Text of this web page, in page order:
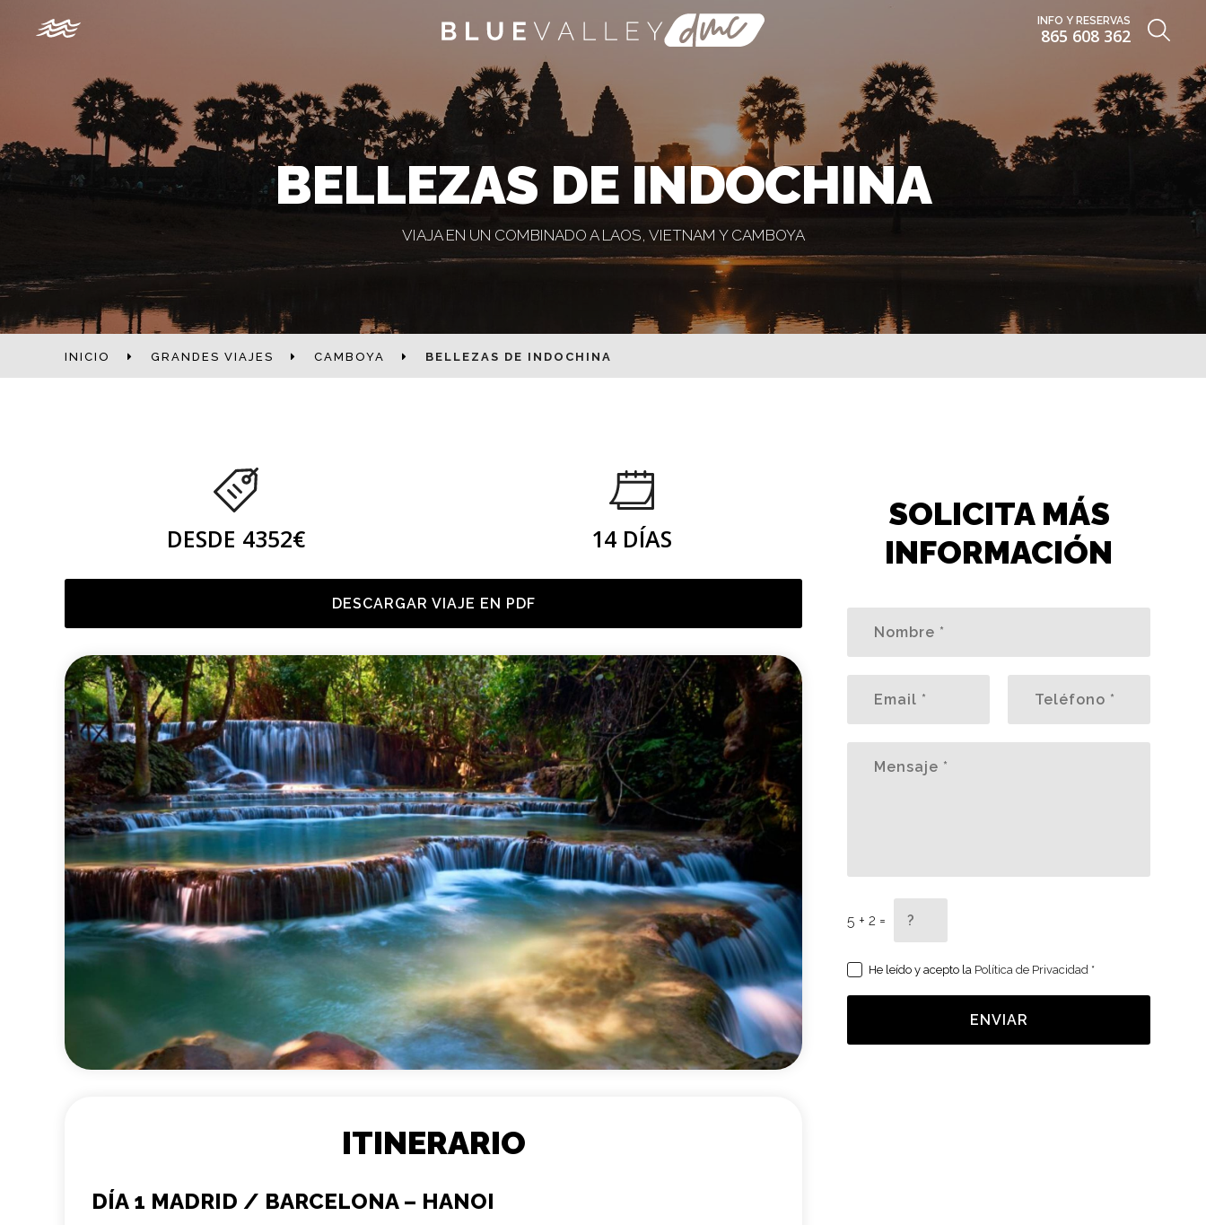
INFO Y RESERVAS
865 608 362
BELLEZAS DE INDOCHINA
VIAJA EN UN COMBINADO A LAOS, VIETNAM Y CAMBOYA
INICIO GRANDES VIAJES CAMBOYA BELLEZAS DE INDOCHINA
DESDE 4352€ 14 DÍAS
DESCARGAR VIAJE EN PDF
ITINERARIO
DÍA 1 MADRID / BARCELONA – HANOI
SOLICITA MÁS
INFORMACIÓN
5 + 2 =
He leído y acepto la Política de Privacidad *
ENVIAR